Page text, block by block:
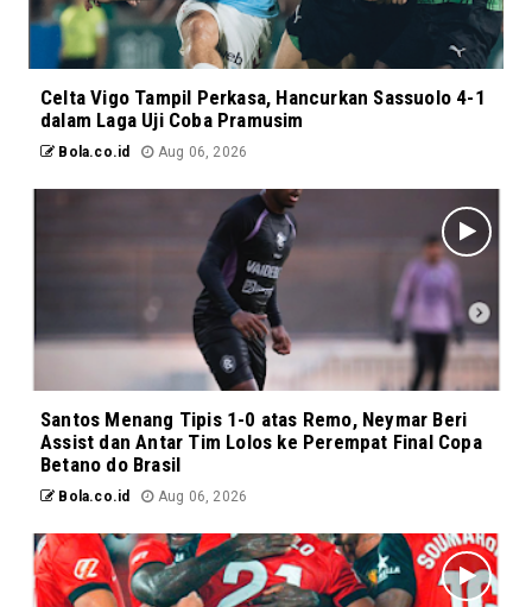
Celta Vigo Tampil Perkasa, Hancurkan Sassuolo 4-1
dalam Laga Uji Coba Pramusim
Bola.co.id Aug 06, 2026
Santos Menang Tipis 1-0 atas Remo, Neymar Beri
Assist dan Antar Tim Lolos ke Perempat Final Copa
Betano do Brasil
Bola.co.id Aug 06, 2026